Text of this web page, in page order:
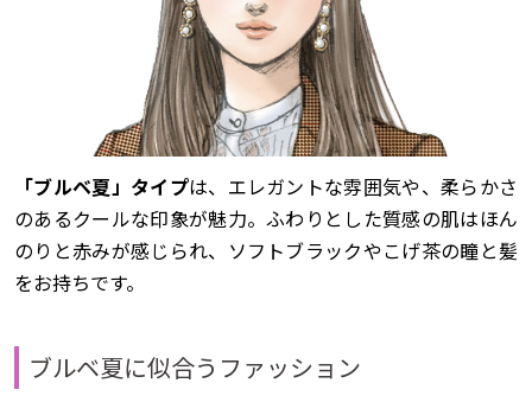
「ブルベ夏」タイプは、エレガントな雰囲気や、柔らかさ
のあるクールな印象が魅力。ふわりとした質感の肌はほん
のりと赤みが感じられ、ソフトブラックやこげ茶の瞳と髪
をお持ちです。
ブルベ夏に似合うファッション